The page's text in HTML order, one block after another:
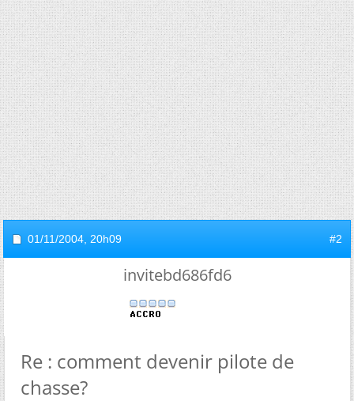
01/11/2004, 20h09 #2
invitebd686fd6
Re : comment devenir pilote de
chasse?